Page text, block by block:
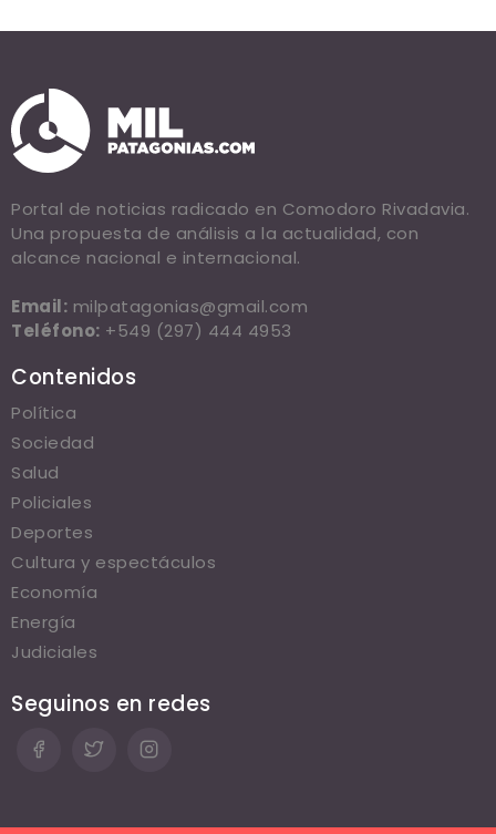
Portal de noticias radicado en Comodoro Rivadavia.
Una propuesta de análisis a la actualidad, con
alcance nacional e internacional.
Email: milpatagonias@gmail.com
Teléfono: +549 (297) 444 4953
Contenidos
Política
Sociedad
Salud
Policiales
Deportes
Cultura y espectáculos
Economía
Energía
Judiciales
Seguinos en redes